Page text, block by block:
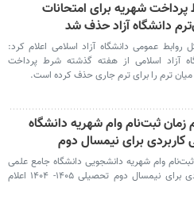
شهریه برای امتحانات
دانشگاه آزاد حذف شد
روابط عمومی دانشگاه آزاد اسلامی اعلام کرد:
آزاد اسلامی از هفته گذشته شرط پرداخت
ترم را برای ترم جاری حذف کرده است.
زمان ثبت‌نام وام شهریه دانشگاه
کاربردی برای نیمسال دوم
وام شهریه دانشجویی دانشگاه جامع علمی
کاربردی برای نیمسال دوم تحصیلی ۱۴۰۵- ۱۴۰۴ اعلام